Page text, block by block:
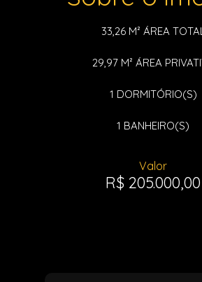
33,26 M² ÁREA
29,97 M² ÁREA
1 DORMITÓRIO(S)
1 BANHEIRO(S)
Valor
R$ 205.000,00